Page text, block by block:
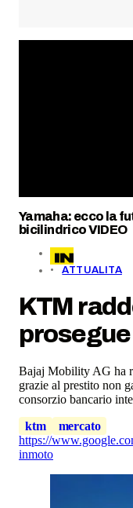
Yamaha: ecco la
bicilindrico VIDEO
ATTUALITA
KTM
Bajaj Mobility AG ha
grazie al prestito non
consorzio bancario
ktm
mercato
https://
inmoto